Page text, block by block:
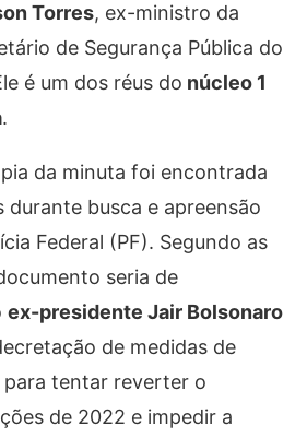
Torres, ex-ministro da
de Segurança Pública do
é um dos réus do núcleo 1
.
da minuta foi encontrada
durante busca e apreensão
Federal (PF). Segundo as
seria de
ex-presidente Jair Bolsonaro
de medidas de
para tentar reverter o
de 2022 e impedir a